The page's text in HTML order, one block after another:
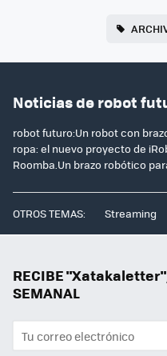
Noticias de robot
robot futuro:Un robot con
ropa: el nuevo proyecto de
Roomba.Un brazo robótico
OTROS TEMAS: Streaming
RECIBE "Xatakaletter",
SEMANAL